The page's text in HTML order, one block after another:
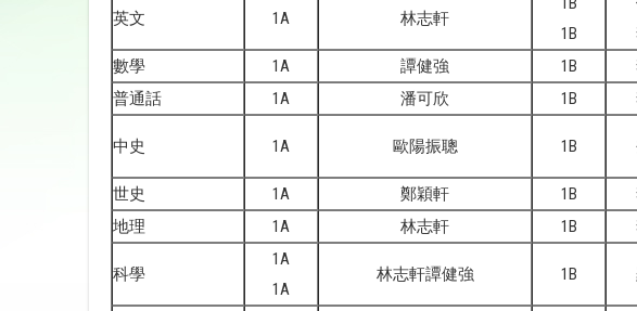
英文 1A 林志軒
1B
數學 1A 譚健強 1B
普通話
1A 潘可欣 1B
中史 1A 歐陽振聰 1B
世史
1A 鄭穎軒 1B
地理
1A 林志軒 1B
科學
1A
1A
林志軒譚健強 1B